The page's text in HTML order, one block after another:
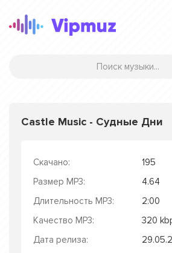
Castle Music - Судные Дни
Скачано:
195
Размер MP3:
4.64
Длительность MP3:
2:00
Качество MP3:
320
Дата релиза: